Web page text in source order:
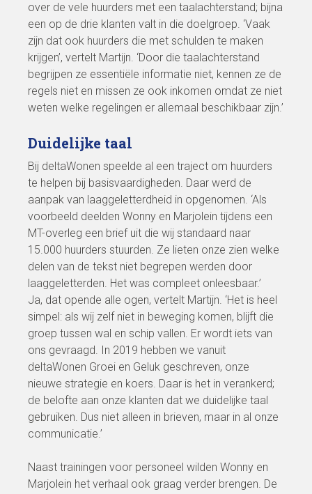
over de vele huurders met een taalachterstand; bijna
een op de drie klanten valt in die doelgroep. ‘Vaak
zijn dat ook huurders die met schulden te maken
krijgen’, vertelt Martijn. ‘Door die taalachterstand
begrijpen ze essentiële informatie niet, kennen ze de
regels niet en missen ze ook inkomen omdat ze niet
weten welke regelingen er allemaal beschikbaar zijn.’
Duidelijke taal
Bij deltaWonen speelde al een traject om huurders
te helpen bij basisvaardigheden. Daar werd de
aanpak van laaggeletterdheid in opgenomen. ‘Als
voorbeeld deelden Wonny en Marjolein tijdens een
MT-overleg een brief uit die wij standaard naar
15.000 huurders stuurden. Ze lieten onze zien welke
delen van de tekst niet begrepen werden door
laaggeletterden. Het was compleet onleesbaar.’
Ja, dat opende alle ogen, vertelt Martijn. ‘Het is heel
simpel: als wij zelf niet in beweging komen, blijft die
groep tussen wal en schip vallen. Er wordt iets van
ons gevraagd. In 2019 hebben we vanuit
deltaWonen Groei en Geluk geschreven, onze
nieuwe strategie en koers. Daar is het in verankerd;
de belofte aan onze klanten dat we duidelijke taal
gebruiken. Dus niet alleen in brieven, maar in al onze
communicatie.’
Naast trainingen voor personeel wilden Wonny en
Marjolein het verhaal ook graag verder brengen. De